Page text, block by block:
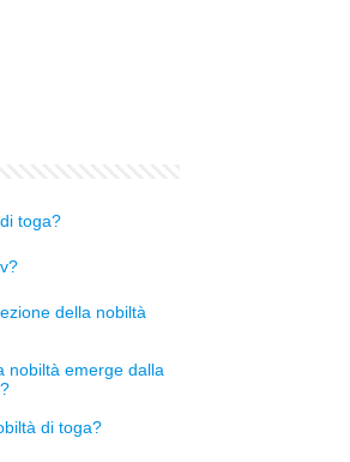
toga?
della nobiltà
nobiltà emerge dalla
di toga?